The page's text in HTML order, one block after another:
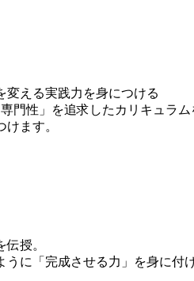
変える実践力を身につける
門性」を追求したカリキュラ
ます。
授。
に「完成させる力」を身に付